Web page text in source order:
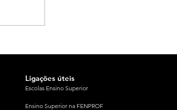
Ligações úteis
Escolas Ensino Superior
Ensino Superior na FENPROF